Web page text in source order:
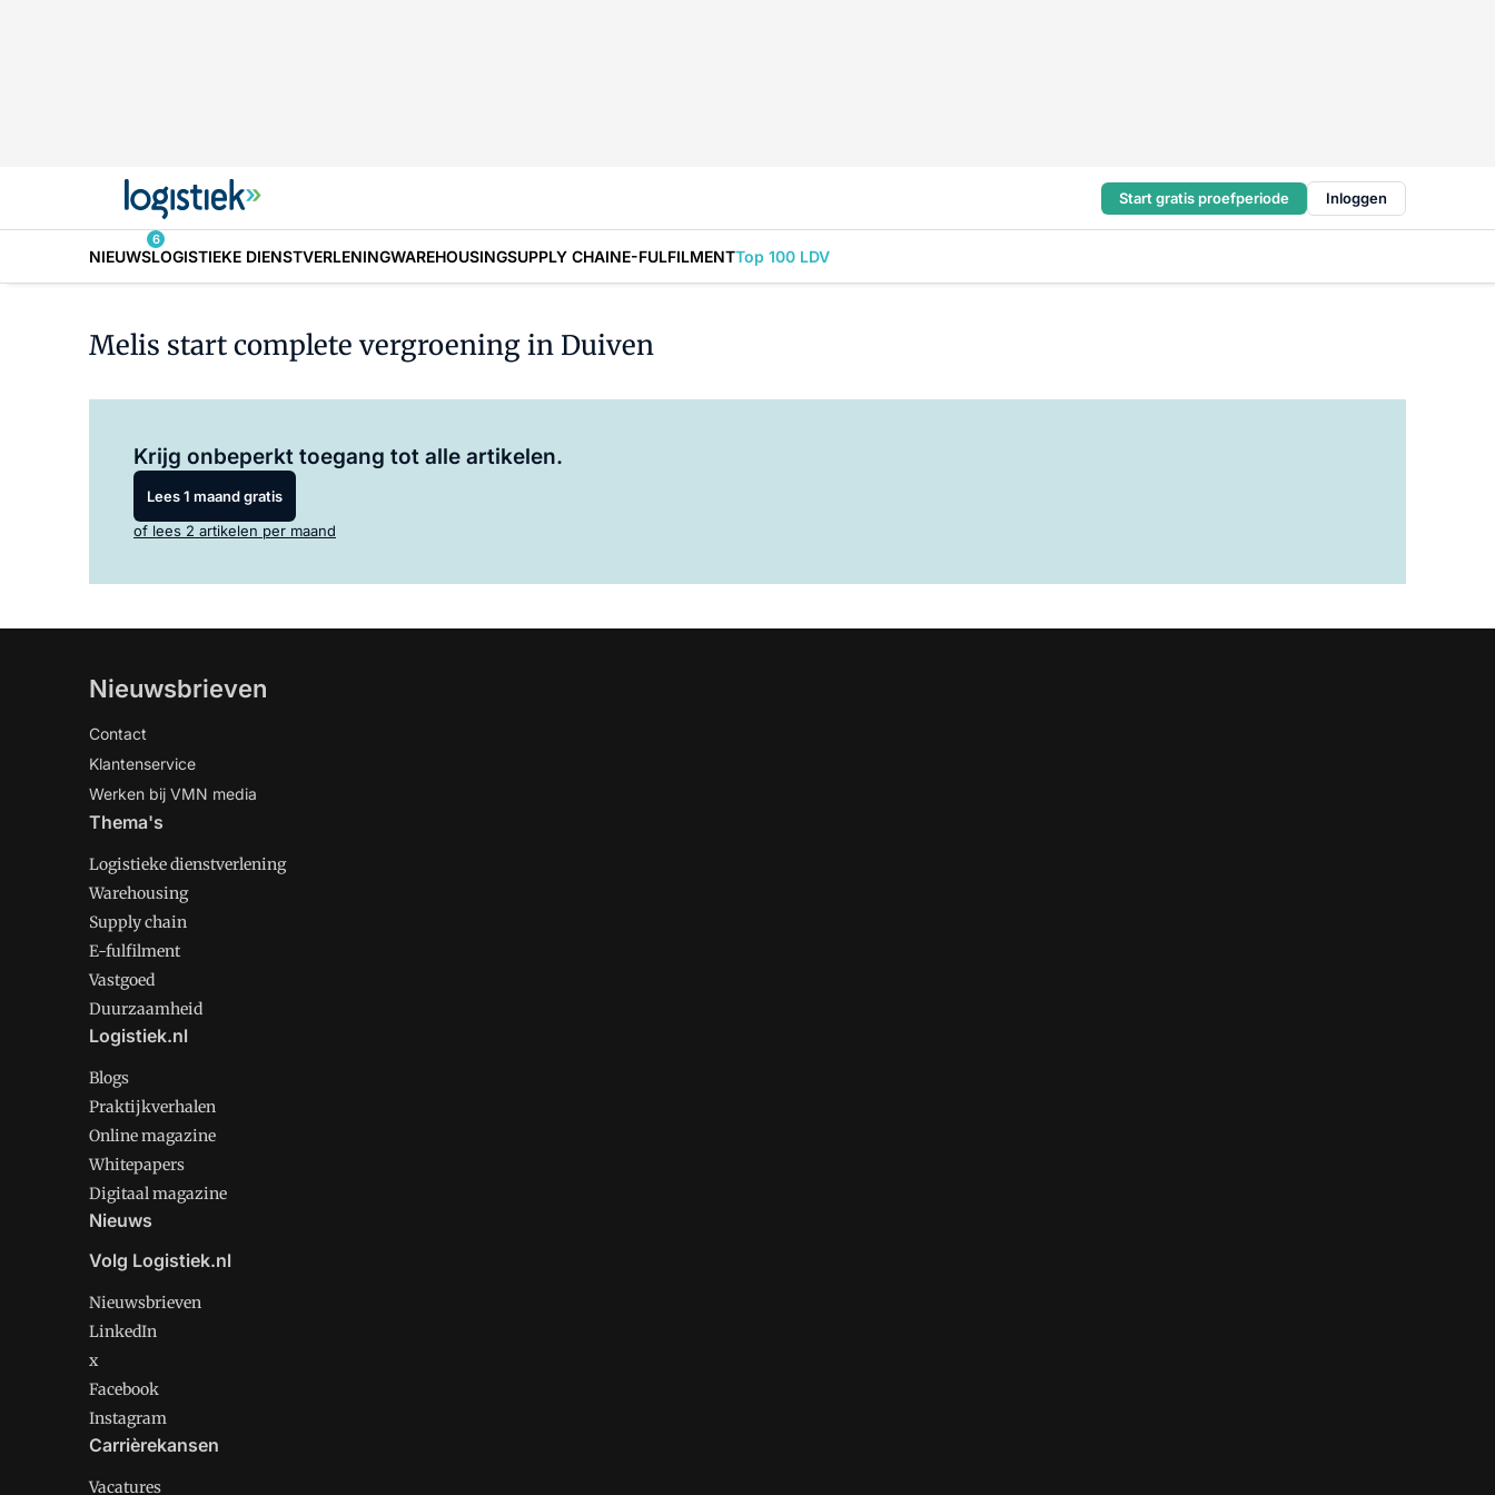
Start gratis proefperiode Inloggen
NIEUWS
6
LOGISTIEKE DIENSTVERLENINGWAREHOUSINGSUPPLY CHAINE-FULFILMENTTop 100 LDV
Melis start complete vergroening in Duiven
Krijg onbeperkt toegang tot alle artikelen.
Lees 1 maand gratis
of lees 2 artikelen per maand
Nieuwsbrieven
Contact
Klantenservice
Werken bij VMN media
Thema's
Logistieke dienstverlening
Warehousing
Supply chain
E-fulfilment
Vastgoed
Duurzaamheid
Logistiek.nl
Blogs
Praktijkverhalen
Online magazine
Whitepapers
Digitaal magazine
Nieuws
Volg Logistiek.nl
Nieuwsbrieven
LinkedIn
x
Facebook
Instagram
Carrièrekansen
Vacatures